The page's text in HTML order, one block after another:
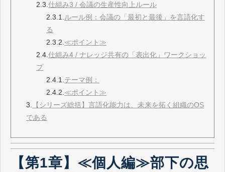
2.3.仕組み3 / 会議の生産性向上ルール
2.3.1.ルール例：会議の「最初と最後」を言語化す
る
2.3.2.≪ポイント≫
2.4.仕組み4 / ナレッジ共有の「表出化」ワークショッ
プ
2.4.1.テーマ例：
2.4.2.≪ポイント≫
3. 【シリーズ総括】言語化能力は、未来を拓く組織のOS
である
【第1章】≪個人編≫部下の思